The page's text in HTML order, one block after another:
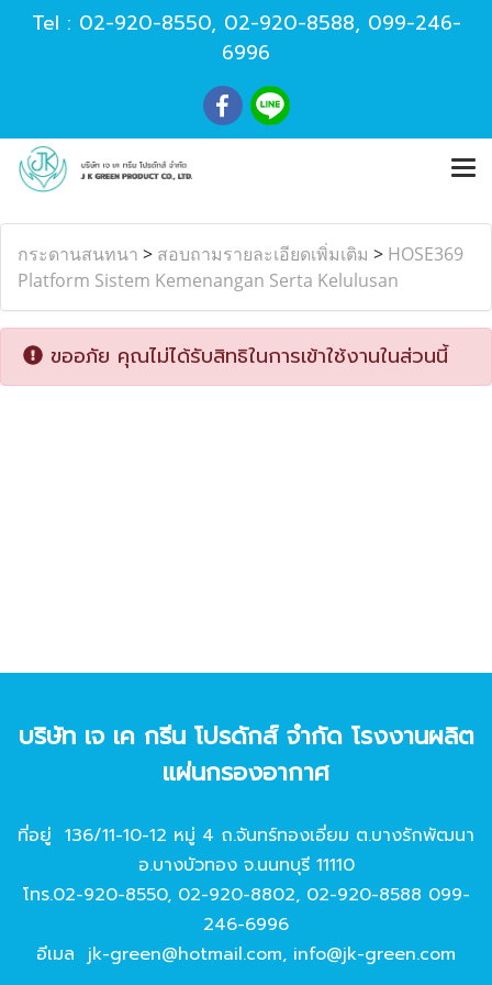
Tel : 02-920-8550, 02-920-8588, 099-246-
6996
กระดานสนทนา > สอบถามรายละเอียดเพิ่มเติม > HOSE369
Platform Sistem Kemenangan Serta Kelulusan
ขออภัย คุณไม่ได้รับสิทธิในการเข้าใช้งานในส่วนนี้
บริษัท เจ เค กรีน โปรดักส์ จํากัด โรงงานผลิต
แผ่นกรองอากาศ
ที่อยู่ 136/11-10-12 หมู่ 4 ถ.จันทร์ทองเอี่ยม ต.บางรักพัฒนา
อ.บางบัวทอง จ.นนทบุรี 11110
โทร.02-920-8550, 02-920-8802, 02-920-8588 099-
246-6996
อีเมล jk-green@hotmail.com, info@jk-green.com